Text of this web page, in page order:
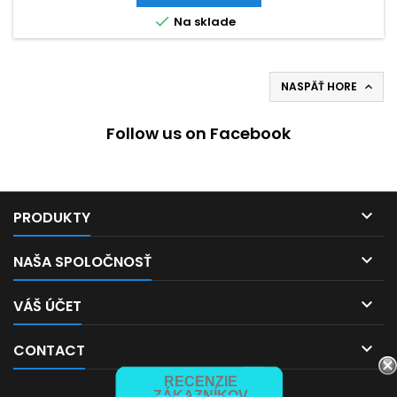
 Na sklade
NASPÄŤ HORE 
Follow us on Facebook
PRODUKTY 
NAŠA SPOLOČNOSŤ 
VÁŠ ÚČET 
CONTACT 
RECENZIE